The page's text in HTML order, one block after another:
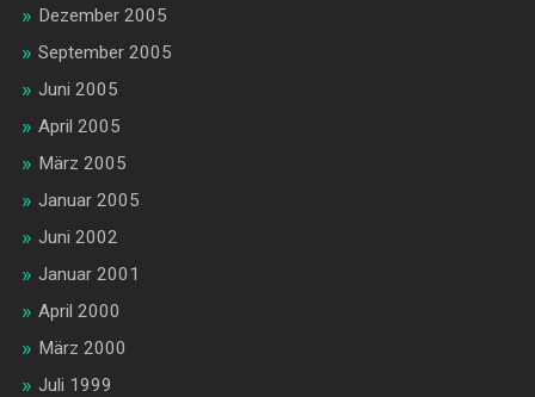
Dezember 2005
September 2005
Juni 2005
April 2005
März 2005
Januar 2005
Juni 2002
Januar 2001
April 2000
März 2000
Juli 1999